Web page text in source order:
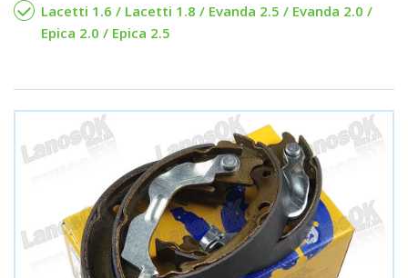
Lacetti 1.6 / Lacetti 1.8 / Evanda 2.5 / Evanda 2.0 /
Epica 2.0 / Epica 2.5